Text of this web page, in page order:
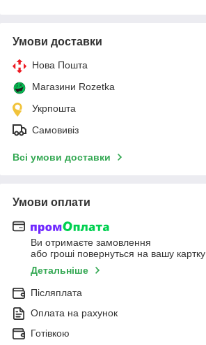
Умови доставки
Нова Пошта
Магазини Rozetka
Укрпошта
Самовивіз
Всі умови доставки
Умови оплати
Ви отримаєте замовлення
або гроші повернуться на вашу картку
Детальніше
Післяплата
Оплата на рахунок
Готівкою